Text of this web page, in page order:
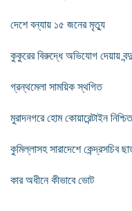
দেশে বন্যায় ১৫ জনের মৃত্যু
কুকুরের বিরুদ্ধে অভিযোগ দেয়ায়
গ্রন্থমেলা সাময়িক স্থগিত
মুরাদনগরে হোম কোয়ারেন্টাইন
কুমিল্লাসহ সারাদেশে কেন্দ্রসচিব
কার অধীনে কীভাবে ভোট